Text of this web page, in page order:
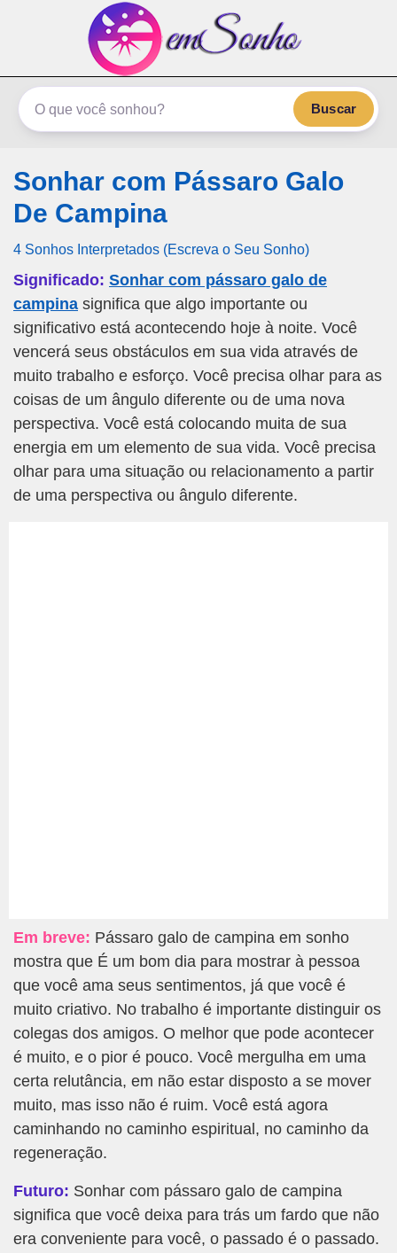
emSonho.com
Os sonhos significam mais
Buscar
Sonhar com Pássaro Galo
De Campina
4 Sonhos Interpretados (Escreva o Seu Sonho)
Significado: Sonhar com pássaro galo de
campina significa que algo importante ou
significativo está acontecendo hoje à noite. Você
vencerá seus obstáculos em sua vida através de
muito trabalho e esforço. Você precisa olhar para as
coisas de um ângulo diferente ou de uma nova
perspectiva. Você está colocando muita de sua
energia em um elemento de sua vida. Você precisa
olhar para uma situação ou relacionamento a partir
de uma perspectiva ou ângulo diferente.
Em breve: Pássaro galo de campina em sonho
mostra que É um bom dia para mostrar à pessoa
que você ama seus sentimentos, já que você é
muito criativo. No trabalho é importante distinguir os
colegas dos amigos. O melhor que pode acontecer
é muito, e o pior é pouco. Você mergulha em uma
certa relutância, em não estar disposto a se mover
muito, mas isso não é ruim. Você está agora
caminhando no caminho espiritual, no caminho da
regeneração.
Futuro: Sonhar com pássaro galo de campina
significa que você deixa para trás um fardo que não
era conveniente para você, o passado é o passado.